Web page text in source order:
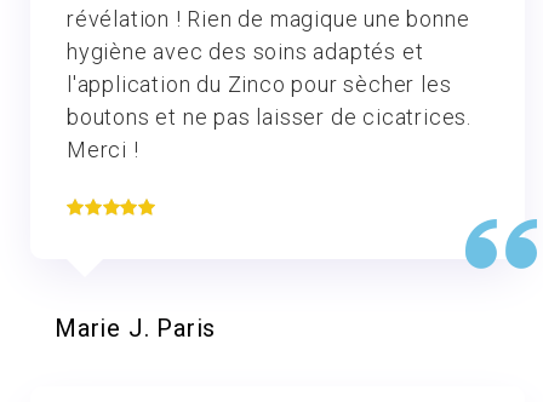
révélation ! Rien de magique une bonne
hygiène avec des soins adaptés et
l'application du Zinco pour sècher les
boutons et ne pas laisser de cicatrices.
Merci !
Marie J. Paris